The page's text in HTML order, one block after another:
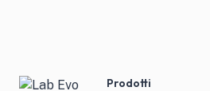
Prodotti